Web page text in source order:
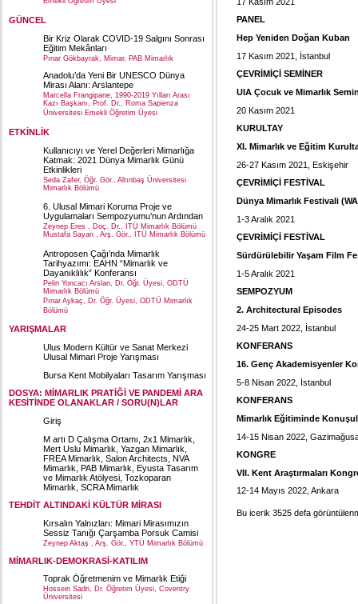
GÜNCEL
Bir Kriz Olarak COVID-19 Salgını Sonrası
Eğitim Mekânları
Pınar Gökbayrak, Mimar, PAB Mimarlık
Anadolu’da Yeni Bir UNESCO Dünya
Mirası Alanı: Arslantepe
Marcella Frangipane, 1990-2019 Yılları Arası
Kazı Başkanı, Prof. Dr., Roma Sapienza
Üniversitesi Emekli Öğretim Üyesi
ETKİNLİK
Kullanıcıyı ve Yerel Değerleri Mimarlığa
Katmak: 2021 Dünya Mimarlık Günü
Etkinlikleri
Seda Zafer, Öğr. Gör., Altınbaş Üniversitesi
Mimarlık Bölümü
6. Ulusal Mimari Koruma Proje ve
Uygulamaları Sempozyumu’nun Ardından
Zeynep Eres , Doç. Dr., İTÜ Mimarlık Bölümü
Mustafa Sayan , Arş. Gör., İTÜ Mimarlık Bölümü
Antroposen Çağı’nda Mimarlık
Tarihyazımı: EAHN “Mimarlık ve
Dayanıklılık” Konferansı
Pelin Yoncacı Arslan, Dr. Öğr. Üyesi, ODTÜ
Mimarlık Bölümü
Pınar Aykaç, Dr. Öğr. Üyesi, ODTÜ Mimarlık
Bölümü
YARIŞMALAR
Ulus Modern Kültür ve Sanat Merkezi
Ulusal Mimari Proje Yarışması
Bursa Kent Mobilyaları Tasarım Yarışması
DOSYA: MİMARLIK PRATİĞİ VE PANDEMİ ARA
KESİTİNDE OLANAKLAR / SORU(N)LAR
Giriş
M artı D Çalışma Ortamı, 2x1 Mimarlık,
Mert Uslu Mimarlık, Yazgan Mimarlık,
FREA Mimarlık, Salon Architects, NVA
Mimarlık, PAB Mimarlık, Eyusta Tasarım
ve Mimarlık Atölyesi, Tozkoparan
Mimarlık, SCRA Mimarlık
TEHDİT ALTINDAKİ KÜLTÜR MİRASI
Kırsalın Yalnızları: Mimari Mirasımızın
Sessiz Tanığı Çarşamba Porsuk Camisi
Zeynep Aktaş , Arş. Gör., YTÜ Mimarlık Bölümü
MİMARLIK-DEMOKRASİ-KATILIM
Toprak Öğretmenim ve Mimarlık Etiği
Hossein Sadri, Dr. Öğretim Üyesi, Coventry
Üniversitesi
PANEL
Hep Yeniden Doğan Kuban
17 Kasım 2021, İstanbul
ÇEVRİMİÇİ SEMİNER
UIA Çocuk ve Mimarlık
20 Kasım 2021
KURULTAY
XI. Mimarlık ve Eğitim
26-27 Kasım 2021, Eskişehir
ÇEVRİMİÇİ FESTİVAL
Dünya Mimarlık Festivali
1-3 Aralık 2021
ÇEVRİMİÇİ FESTİVAL
Sürdürülebilir Yaşam Film
1-5 Aralık 2021
SEMPOZYUM
2. Architectural Episodes
24-25 Mart 2022, İstanbul
KONFERANS
16. Genç Akademisyenler
5-8 Nisan 2022, İstanbul
KONFERANS
Mimarlık Eğitiminde
14-15 Nisan 2022,
KONGRE
VII. Kent Araştırmaları
12-14 Mayıs 2022, Ankara
Bu icerik 3525 defa